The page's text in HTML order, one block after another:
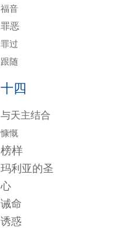
福音
罪恶
罪过
跟随
十四
与天主结合
慷慨
榜样
玛利亚的圣
心
诫命
诱惑